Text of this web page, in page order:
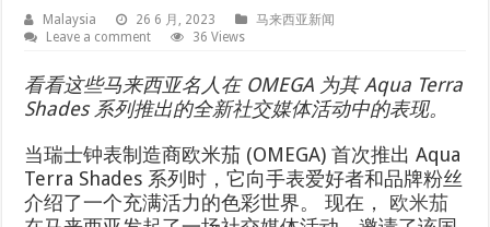
Malaysia 26 6 月, 2023
马来西亚新闻
Leave a comment
36 Views
看看这些马来西亚名人在 OMEGA 为其 Aqua Terra
Shades 系列推出的全新社交媒体活动中的表现。
当瑞士钟表制造商欧米茄 (OMEGA) 首次推出 Aqua
Terra Shades 系列时，它向手表爱好者和品牌粉丝
介绍了一个充满活力的色彩世界。 现在， 欧米茄